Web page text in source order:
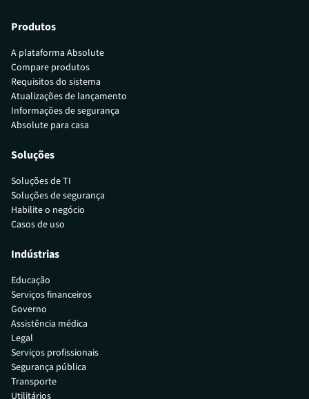
Produtos
A plataforma Absolute
Compare produtos
Requisitos do sistema
Atualizações de lançamento
Informações de segurança
Absolute para casa
Soluções
Soluções de TI
Soluções de segurança
Habilite o negócio
Casos de uso
Indústrias
Educação
Serviços financeiros
Governo
Assistência médica
Legal
Serviços profissionais
Segurança pública
Transporte
Utilitários